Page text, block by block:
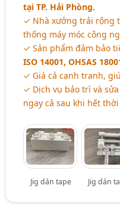
tại TP. Hải Phòng.
✓ Nhà xưởng trải rộng
thống máy móc công
✓ Sản phẩm đảm bảo
ISO 14001, OHSAS
✓ Giá cả cạnh tranh,
✓ Dịch vụ bảo trì và
ngay cả sau khi hết
Jig dán tape Jig dán